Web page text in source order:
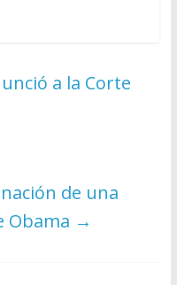
a la Corte
de una
Obama →